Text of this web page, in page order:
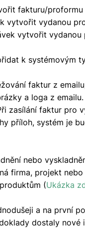
fakturu/
vytvořit vydanou
vytvořit vydanou
k systémovým
faktur z
a loga z
zasílání faktur pro
příloh, systém je
nebo
firma, projekt
(Ukázka
a na první
dostaly nové